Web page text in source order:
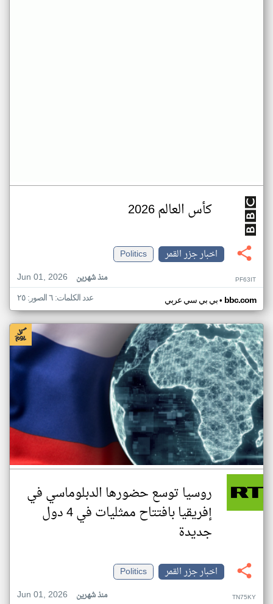
كأس العالم 2026
اخبار جزر القمر
Politics
Jun 01, 2026
منذ شهرين PF63IT
بي بي سي عربي• bbc.com عدد الكلمات: ٦ الصور: ٢٥
روسيا توسع حضورها الدبلوماسي في
إفريقيا بافتتاح ممثليات في 4 دول
جديدة
اخبار جزر القمر
Politics
Jun 01, 2026
منذ شهرين TN75KY